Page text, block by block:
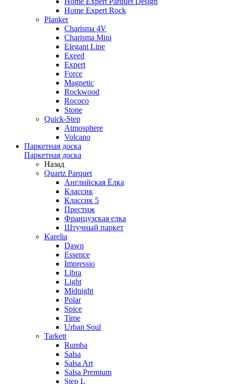
Home Expert Rock
Planker
Charisma 4V
Charisma Mini
Elegant Line
Exeed
Expert
Force
Magnetic
Rockwood
Rococo
Stone
Quick-Step
Atmosphere
Volcano
Паркетная доска
Паркетная доска
Назад
Quartz Parquet
Английская Ёлка
Классик
Классик 5
Престиж
Французская елка
Штучный паркет
Karelia
Dawn
Essence
Impressio
Libra
Light
Midnight
Polar
Spice
Time
Urban Soul
Tarkett
Rumba
Salsa
Salsa Art
Salsa Premium
Step L